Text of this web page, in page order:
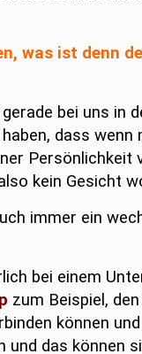
was ist denn
bei uns in
dass
kein Gesicht
immer ein
bei einem
zum Beispiel,
können
und das können